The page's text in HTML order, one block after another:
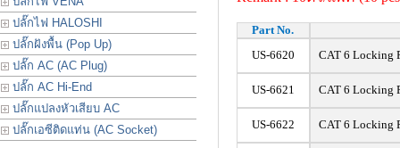
ปลั๊กไฟ HALOSHI
ปลั๊กฝังพื้น (Pop Up)
ปลั๊ก AC (AC Plug)
ปลั๊ก AC Hi-End
ปลั๊กแปลงหัวเสียบ AC
ปลั๊กเอซีติดแท่น (AC Socket)
Part No.
US-6620
CAT 6 Locking
US-6621 CAT 6 Locking
US-6622 CAT 6 Locking